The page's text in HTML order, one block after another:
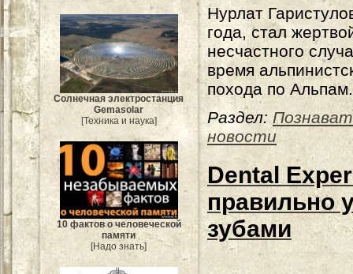
Солнечная электростанция
Gemasolar
[Техника и наука]
10 фактов о человеческой
памяти
[Надо знать]
Нурлат
года, стал
несчастного
время
похода по Альпам.
Раздел:
новости
Dental
правильно
зубами